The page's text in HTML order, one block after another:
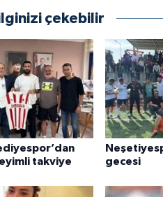
çekebilir
takviye
gecesi